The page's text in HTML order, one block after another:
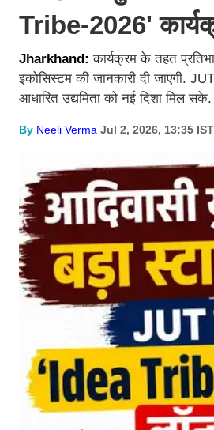
Tribe-2026'
Jharkhand:कार्यक्रम के तहत
इकोसिस्टम की जानकारी दी जाएगी.
आधारित उद्यमिता को नई दिशा मिल सके.
By Neeli Verma Jul 2, 2026, 13:35 IST